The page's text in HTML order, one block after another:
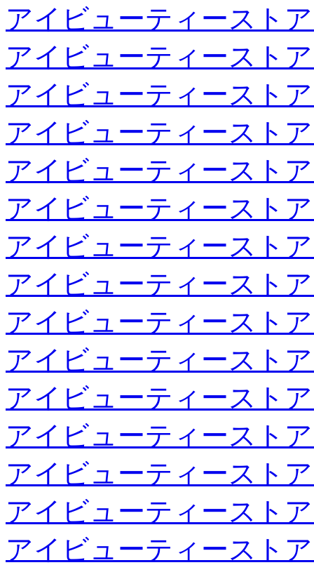
アイビューティースト
アイビューティースト
アイビューティースト
アイビューティースト
アイビューティースト
アイビューティースト
アイビューティースト
アイビューティースト
アイビューティースト
アイビューティースト
アイビューティースト
アイビューティースト
アイビューティースト
アイビューティースト
アイビューティースト